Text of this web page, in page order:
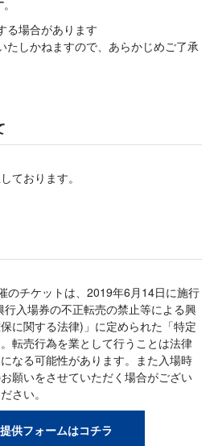
。
る場合があります
たしかねますので、あらかじめご了承
ております。
のチケットは、2019年6月14日に施行
入場券の不正転売の禁止等による興
に関する法律)」に定められた「特定
転売行為を業として行うことは法律
なる可能性があります。また入場時
願いをさせていただく場合がござい
さい。
供フォームはコチラ